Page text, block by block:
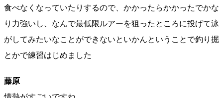
食べなくなっていたりするので、かかったらかかったでかな
り力強いし、なんで最低限ルアーを狙ったところに投げて泳
がしてみたいなことができないといかんということで釣り掘
とかで練習はじめました
藤原